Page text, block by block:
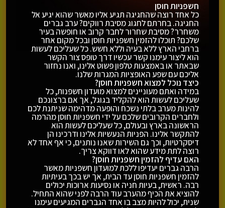
חשפניות חוסן
כל אחד רוצה שהחגיגה תגיע אליו מאשר שהוא יגיע אל
החגיגה. בחרתם לחגוג מסיבת רווקים? ערב גברים
משחרר? מסיבת שחרור לחבר קרוב או חופשה בעיר
שלכם? תוכלו להזמין חשפניות חוסן ובכל מקום אחר
ברחבי הארץ ללא בעיה וללא חשש. כל שעליכם לעשות
הוא ליצור עימנו קשר עכשיו דרך טופס צור הקשר
שבאתר או באמצעות טלפון פשוט אלינו, ואנו נחזור
אליכם עם שפע האופציות המגרות שלנו.
כיצד נוכל למצוא חשפניות חוסן?
במידה ואתם מעוניינים למצוא מועדון חשפנות, כל
שעליכם לעשות הוא להקליד בגוגל, אך אם ברצונכם
להינות מערב בלתי נשכח והופעה מדהימה שניתנת לכם
ולחברים הקרובים שלכם על ידי חשפניות חוסן מהרמה
הראשונה בארץ ובעולם, כל שעליכם לעשות הוא
להתקשר אלינו. הפניות הנעשיות אלינו ודרכינו הן
דיסקרטיות, וכך גם השירות שאנו נותנים, כי אף אחד לא
רוצה לתת מידע שהוא לאו דווקא צריך.
האם עדיף להזמין חשפניות חוסן?
הרבה גברים יעדיפו ללכת למועדון חשפניות מאשר
להזמין חשפניות חוסן עד הבית, אך יש בכך בעיתיות
רבה. ראשית, בעיות חניה או נסיעות ארוכות יכולים
להוציא את הכיף מהערב עוד הרבה לפני שהוא התחיל.
שנית, יכול להיות מצב בו אחד הגברים המגיעים עימנו